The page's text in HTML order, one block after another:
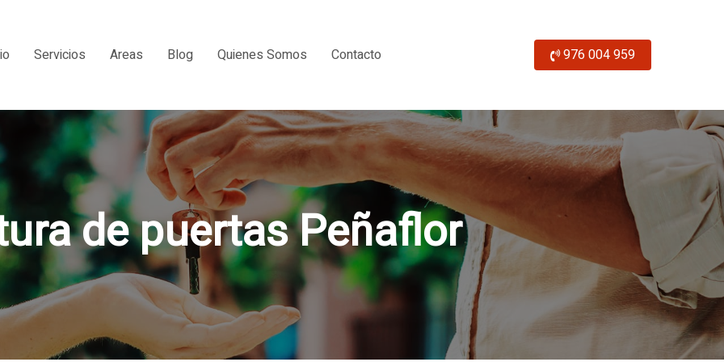
Servicios Areas Blog Quienes Somos Contacto 976 004 959
de puertas Peñaflor